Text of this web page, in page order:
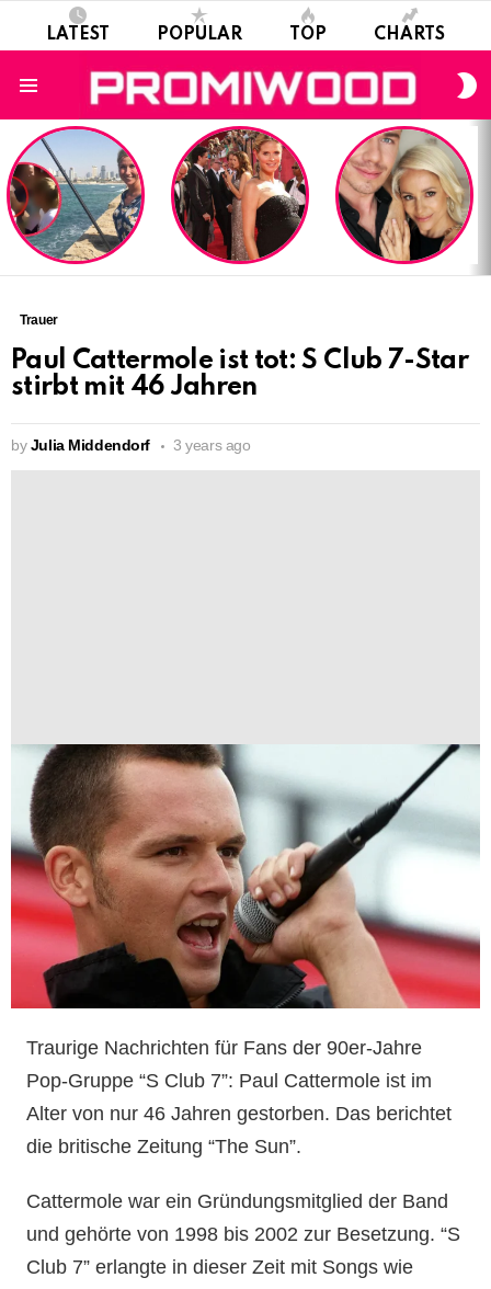
LATEST POPULAR TOP CHARTS
LATEST
STORIES
Trauer
Paul Cattermole ist tot: S Club 7-Star
stirbt mit 46 Jahren
by Julia Middendorf 3 years ago
Traurige Nachrichten für Fans der 90er-Jahre
Pop-Gruppe “S Club 7”: Paul Cattermole ist im
Alter von nur 46 Jahren gestorben. Das berichtet
die britische Zeitung “The Sun”.
Cattermole war ein Gründungsmitglied der Band
und gehörte von 1998 bis 2002 zur Besetzung. “S
Club 7” erlangte in dieser Zeit mit Songs wie